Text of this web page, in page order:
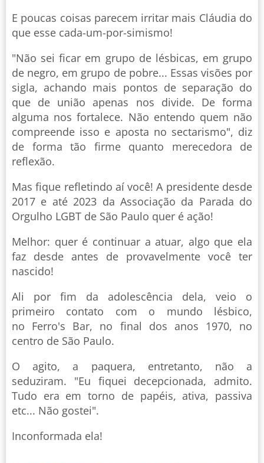
E poucas coisas parecem irritar mais Cláudia do
que esse cada-um-por-simismo!
"Não sei ficar em grupo de lésbicas, em grupo
de negro, em grupo de pobre... Essas visões por
sigla, achando mais pontos de separação do
que de união apenas nos divide. De forma
alguma nos fortalece. Não entendo quem não
compreende isso e aposta no sectarismo", diz
de forma tão firme quanto merecedora de
reflexão.
Mas fique refletindo aí você! A presidente desde
2017 e até 2023 da Associação da Parada do
Orgulho LGBT de São Paulo quer é ação!
Melhor: quer é continuar a atuar, algo que ela
faz desde antes de provavelmente você ter
nascido!
Ali por fim da adolescência dela, veio o
primeiro contato com o mundo lésbico,
no Ferro's Bar, no final dos anos 1970, no
centro de São Paulo.
O agito, a paquera, entretanto, não a
seduziram. "Eu fiquei decepcionada, admito.
Tudo era em torno de papéis, ativa, passiva
etc... Não gostei".
Inconformada ela!